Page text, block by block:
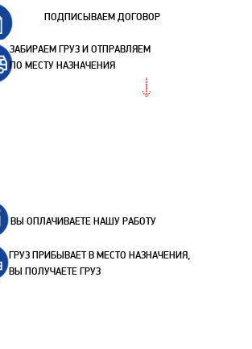
ПОДПИСЫВАЕМ ДОГОВОР
ЗАБИРАЕМ ГРУЗ И ОТПРАВЛЯЕМ
ПО МЕСТУ НАЗНАЧЕНИЯ
ВЫ ОПЛАЧИВАЕТЕ НАШУ РАБОТУ
ГРУЗ ПРИБЫВАЕТ В МЕСТО НАЗНАЧЕНИЯ,
ВЫ ПОЛУЧАЕТЕ ГРУЗ